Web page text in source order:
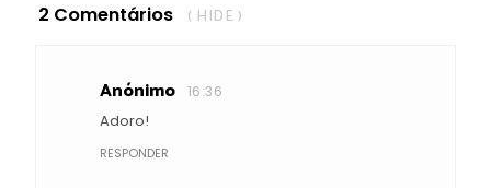
2 Comentários ( HIDE )
Anónimo 16:36
Adoro!
RESPONDER